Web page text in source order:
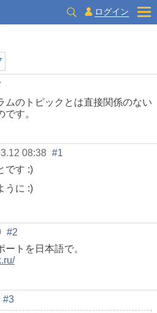
ログイン
ムのトピックとは直接関係のない
す。
08:38 #1
です :)
うに :)
#2
トを日本語で。
#3